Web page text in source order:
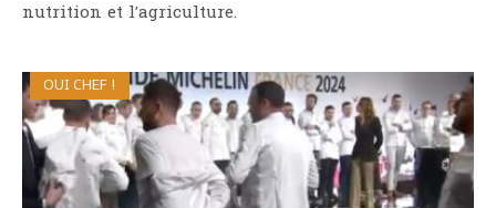
nutrition et l’agriculture.
OUI CHEF !